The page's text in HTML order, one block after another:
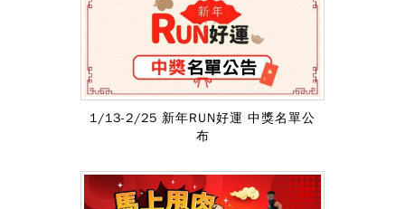
1/13-2/25 新年RUN好運 中獎名單公
布